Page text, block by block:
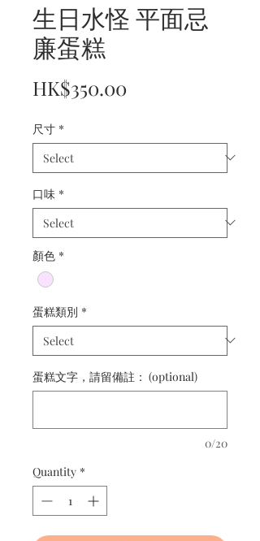
生日水怪 平面忌
廉蛋糕
HK$350.00
尺寸 *
口味 *
顏色 *
蛋糕類別 *
蛋糕文字，請留備註： (optional)
0/20
Quantity *